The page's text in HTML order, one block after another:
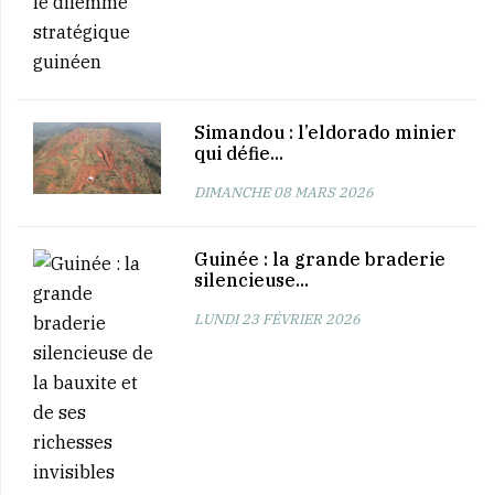
Simandou : l’eldorado minier
qui défie...
DIMANCHE 08 MARS 2026
Guinée : la grande braderie
silencieuse...
LUNDI 23 FÉVRIER 2026